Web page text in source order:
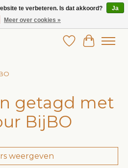
betaalbare kinderkleding!
Verlanglijst
getagd met
BijBO
weergeven
te verbeteren. Is dat akkoord?
Ja
Meer over cookies »